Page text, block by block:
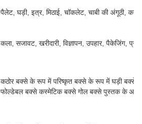
पैलेट, घड़ी, इत्र, मिठाई, चॉकलेट, चाबी की अंगूठी, कद्दू
कला, सजावट, खरीदारी, विज्ञापन, उपहार, पैकेजिंग,
कठोर बक्से के रूप में परिष्कृत बक्से के रूप में घड़ी
फोल्डेबल बक्से कस्मेटिक बक्से गोल बक्से पुस्तक के